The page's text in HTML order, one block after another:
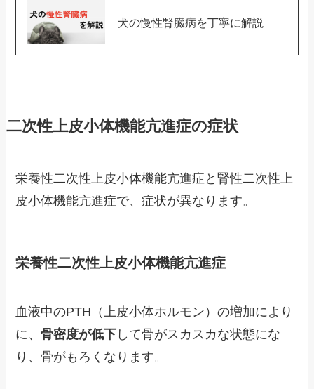
犬の慢性腎臓病を丁寧に解説
二次性上皮小体機能亢進症の症状
栄養性二次性上皮小体機能亢進症と腎性二次性上
皮小体機能亢進症で、症状が異なります。
栄養性二次性上皮小体機能亢進症
血液中のPTH（上皮小体ホルモン）の増加により
に、骨密度が低下 して骨がスカスカな状態にな
り、骨がもろくなります。